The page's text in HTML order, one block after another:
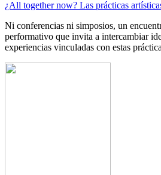
¿All together now? Las prácticas
Ni conferencias ni simposios, un
performativo que invita a intercambiar
experiencias vinculadas con estas